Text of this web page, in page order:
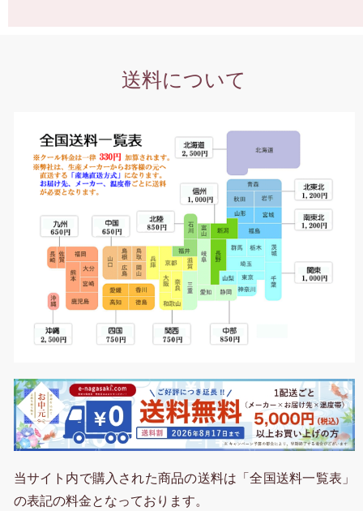
送料について
当サイト内で購入された商品の送料は「全国送料一覧表」
の表記の料金となっております。